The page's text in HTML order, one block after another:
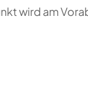
wird am